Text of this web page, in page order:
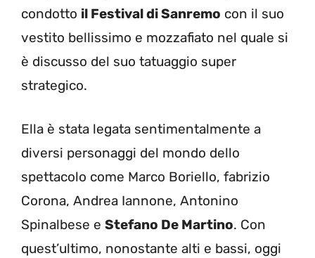
condotto il Festival di Sanremo con il suo
vestito bellissimo e mozzafiato nel quale si
è discusso del suo tatuaggio super
strategico.
Ella è stata legata sentimentalmente a
diversi personaggi del mondo dello
spettacolo come Marco Boriello, fabrizio
Corona, Andrea Iannone, Antonino
Spinalbese e Stefano De Martino. Con
quest’ultimo, nonostante alti e bassi, oggi